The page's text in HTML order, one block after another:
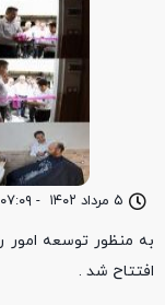
۵ مرداد ۱۴۰۲ - ۰۷:۰۹
به منظور توسعه امور
افتتاح شد .